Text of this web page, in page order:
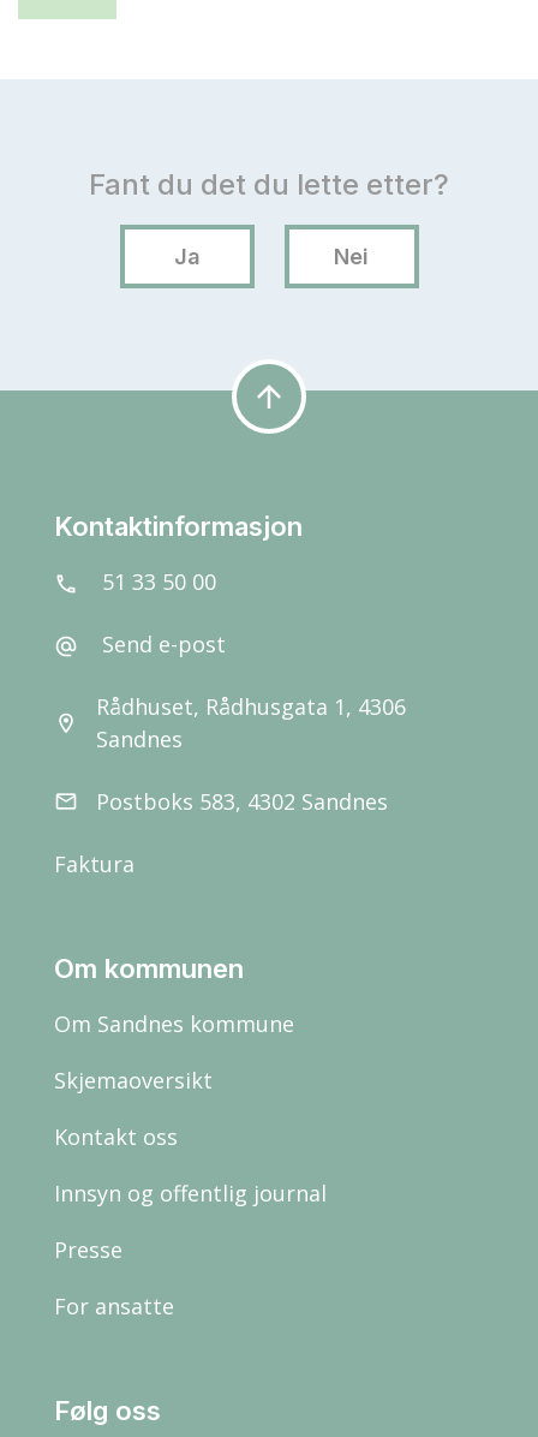
arrow_upward
Kontaktinformasjon
call 51 33 50 00
alternate_email Send e-post
location_on
Rådhuset, Rådhusgata 1, 4306
Sandnes
email Postboks 583, 4302 Sandnes
Faktura
Om kommunen
Om Sandnes kommune
Skjemaoversikt
Kontakt oss
Innsyn og offentlig journal
Presse
For ansatte
Følg oss